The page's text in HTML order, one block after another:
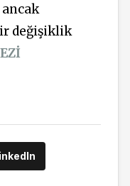
değişiklik